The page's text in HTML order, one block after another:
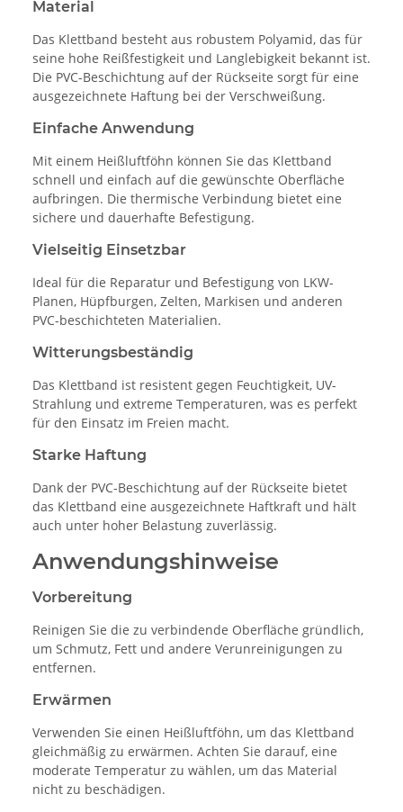
Material
Das Klettband besteht aus robustem Polyamid, das für
seine hohe Reißfestigkeit und Langlebigkeit bekannt ist.
Die PVC-Beschichtung auf der Rückseite sorgt für eine
ausgezeichnete Haftung bei der Verschweißung.
Einfache Anwendung
Mit einem Heißluftföhn können Sie das Klettband
schnell und einfach auf die gewünschte Oberfläche
aufbringen. Die thermische Verbindung bietet eine
sichere und dauerhafte Befestigung.
Vielseitig Einsetzbar
Ideal für die Reparatur und Befestigung von LKW-
Planen, Hüpfburgen, Zelten, Markisen und anderen
PVC-beschichteten Materialien.
Witterungsbeständig
Das Klettband ist resistent gegen Feuchtigkeit, UV-
Strahlung und extreme Temperaturen, was es perfekt
für den Einsatz im Freien macht.
Starke Haftung
Dank der PVC-Beschichtung auf der Rückseite bietet
das Klettband eine ausgezeichnete Haftkraft und hält
auch unter hoher Belastung zuverlässig.
Anwendungshinweise
Vorbereitung
Reinigen Sie die zu verbindende Oberfläche gründlich,
um Schmutz, Fett und andere Verunreinigungen zu
entfernen.
Erwärmen
Verwenden Sie einen Heißluftföhn, um das Klettband
gleichmäßig zu erwärmen. Achten Sie darauf, eine
moderate Temperatur zu wählen, um das Material
nicht zu beschädigen.